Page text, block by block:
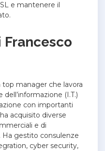
e mantenere il
top manager che lavora
(I.T.)
con importanti
acquisito diverse
e di
Ha gestito consulenze
cyber security,